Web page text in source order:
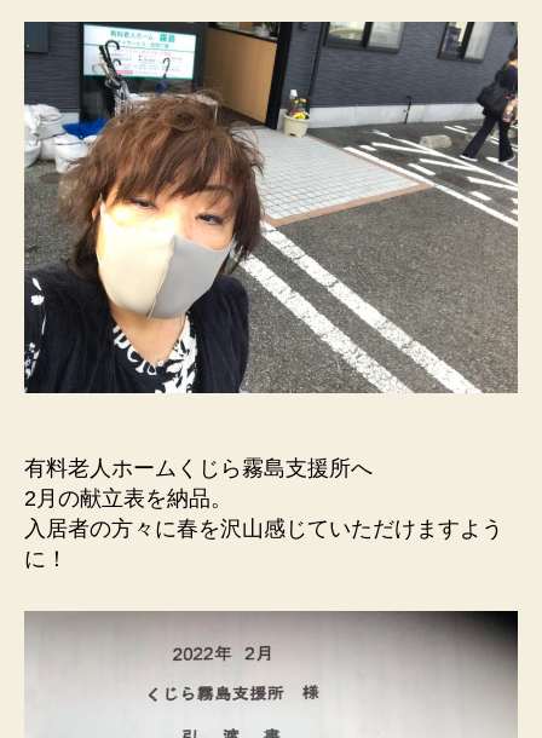
有料老人ホームくじら霧島支援所へ
2月の献立表を納品。
入居者の方々に春を沢山感じていただけますよう
に！